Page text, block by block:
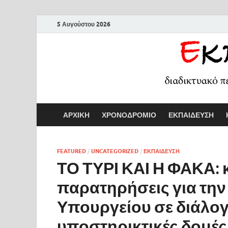
5 Αυγούστου 2026
ΑΡΧΙΚΗ ΧΡΟΝΟΔΡΟΜΙΟ ΕΚΠΑΙΔΕΥΣΗ
FEATURED / UNCATEGORIZED / ΕΚΠΑΙΔΕΥΣΗ
ΤΟ ΤΥΡΙ ΚΑΙ Η ΦΑΚΑ:
παρατηρήσεις για
Υπουργείου σε